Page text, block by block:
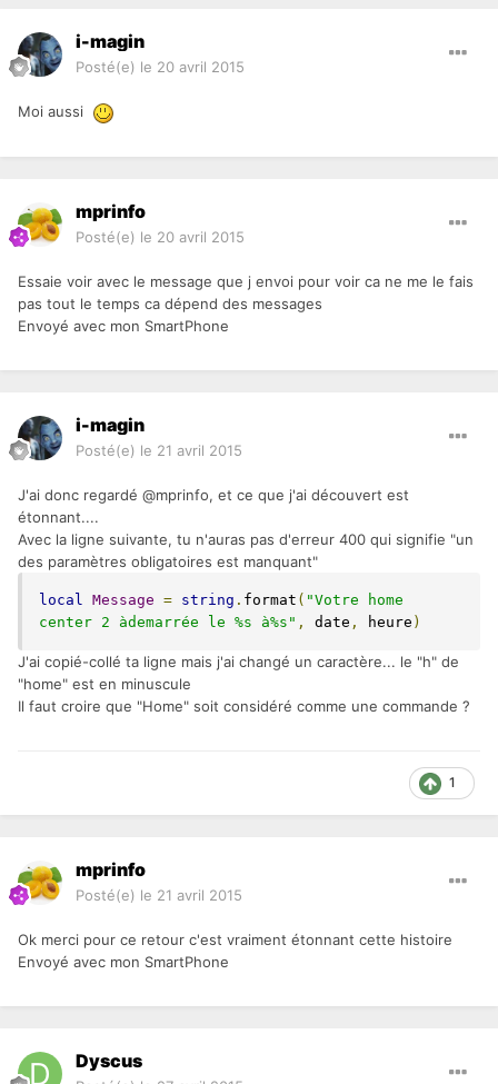
i-magin
Posté(e) le 20 avril 2015
Moi aussi
mprinfo
Posté(e) le 20 avril 2015
Essaie voir avec le message que j envoi pour voir ca ne me le fais
pas tout le temps ca dépend des messages
Envoyé avec mon SmartPhone
i-magin
Posté(e) le 21 avril 2015
J'ai donc regardé @mprinfo, et ce que j'ai découvert est
étonnant....
Avec la ligne suivante, tu n'auras pas d'erreur 400 qui signifie "un
des paramètres obligatoires est manquant"
local Message = string . format ( "Votre home
center 2 àdemarrée le %s à%s" , date , heure )
J'ai copié-collé ta ligne mais j'ai changé un caractère... le "h" de
"home" est en minuscule
Il faut croire que "Home" soit considéré comme une commande ?
1
mprinfo
Posté(e) le 21 avril 2015
Ok merci pour ce retour c'est vraiment étonnant cette histoire
Envoyé avec mon SmartPhone
Dyscus